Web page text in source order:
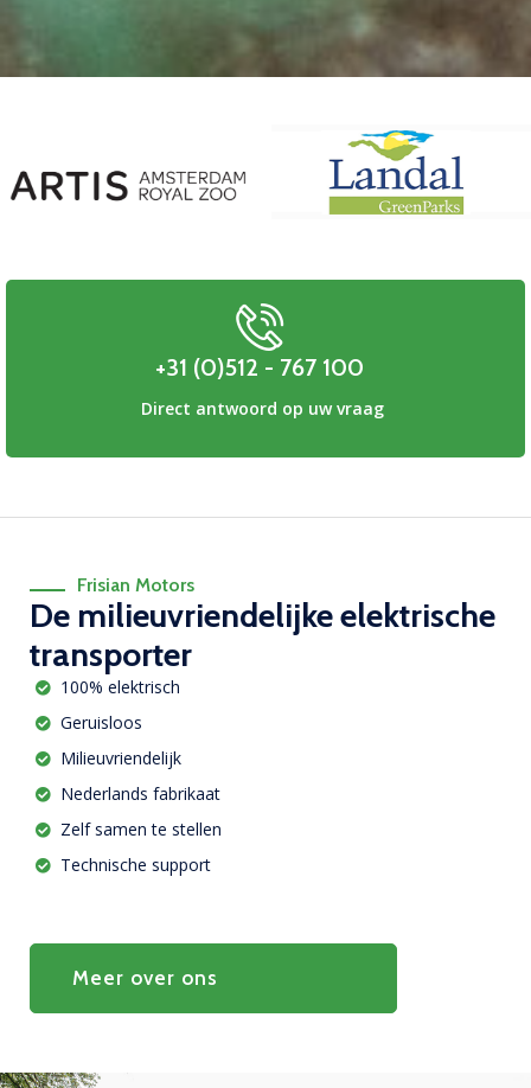
+31 (0)512 - 767 100
Direct antwoord op uw vraag
Frisian Motors
De milieuvriendelijke elektrische
transporter
100% elektrisch
Geruisloos
Milieuvriendelijk
Nederlands fabrikaat
Zelf samen te stellen
Technische support
Meer over ons